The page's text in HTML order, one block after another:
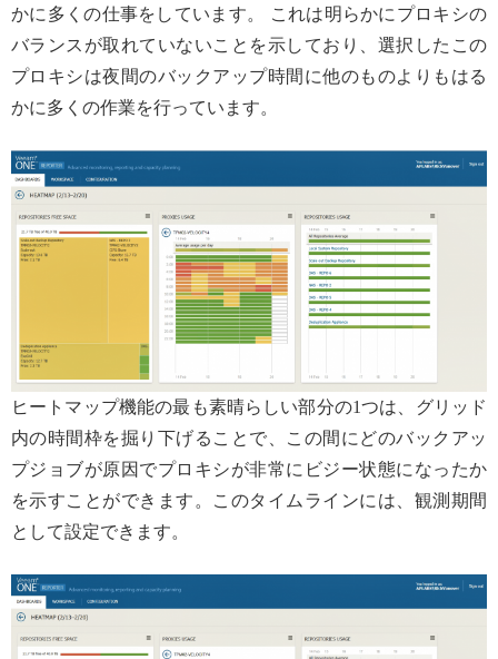
かに多くの仕事をしています。 これは明らかにプロキシの
バランスが取れていないことを示しており、選択したこの
プロキシは夜間のバックアップ時間に他のものよりもはる
かに多くの作業を行っています。
ヒートマップ機能の最も素晴らしい部分の1つは、グリッド
内の時間枠を掘り下げることで、この間にどのバックアッ
プジョブが原因でプロキシが非常にビジー状態になったか
を示すことができます。このタイムラインには、観測期間
として設定できます。